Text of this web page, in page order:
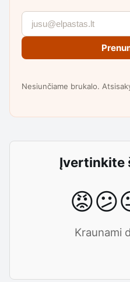
Nesiunčiame brukalo.
Įvertinkite
😡😕
Kraunami